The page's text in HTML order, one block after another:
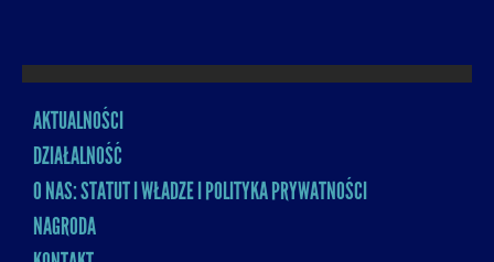
MENU
AKTUALNOŚCI
DZIAŁALNOŚĆ
O NAS: STATUT I WŁADZE I POLITYKA PRYWATNOŚCI
NAGRODA